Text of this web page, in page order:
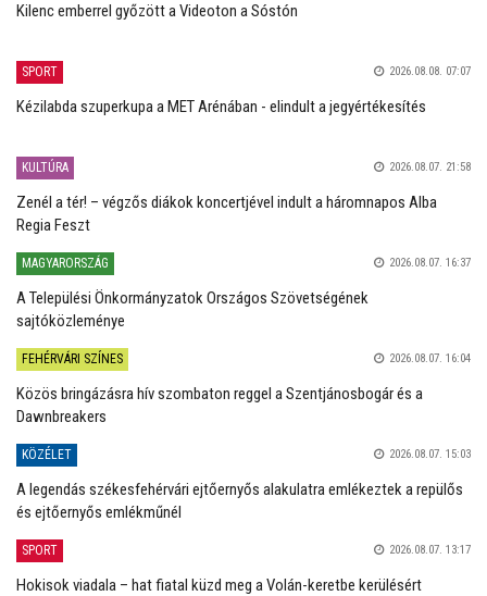
Kilenc emberrel győzött a Videoton a Sóstón
SPORT 2026.08.08. 07:07
Kézilabda szuperkupa a MET Arénában - elindult a jegyértékesítés
KULTÚRA 2026.08.07. 21:58
Zenél a tér! – végzős diákok koncertjével indult a háromnapos Alba
Regia Feszt
MAGYARORSZÁG 2026.08.07. 16:37
A Települési Önkormányzatok Országos Szövetségének
sajtóközleménye
FEHÉRVÁRI SZÍNES 2026.08.07. 16:04
Közös bringázásra hív szombaton reggel a Szentjánosbogár és a
Dawnbreakers
KÖZÉLET 2026.08.07. 15:03
A legendás székesfehérvári ejtőernyős alakulatra emlékeztek a repülős
és ejtőernyős emlékműnél
SPORT 2026.08.07. 13:17
Hokisok viadala – hat fiatal küzd meg a Volán-keretbe kerülésért